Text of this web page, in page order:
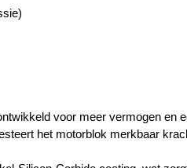
voor meer vermogen en
het motorblok merkbaar